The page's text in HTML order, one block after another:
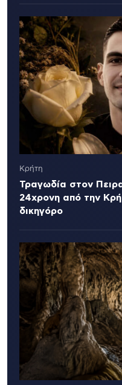
Κρήτη
Τραγωδία στον
24χρονη από την
δικηγόρο